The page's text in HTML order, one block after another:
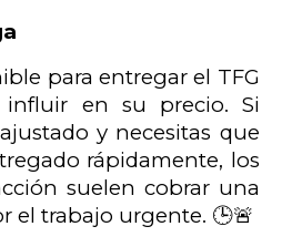
para entregar el TFG
en su precio. Si
y necesitas que
rápidamente, los
suelen cobrar una
el trabajo urgente. 🕒🚨